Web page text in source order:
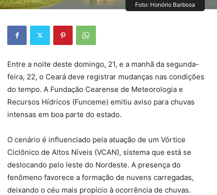
Foto: Honório Barbosa
Entre a noite deste domingo, 21, e a manhã da segunda-
feira, 22, o Ceará deve registrar mudanças nas condições
do tempo. A Fundação Cearense de Meteorologia e
Recursos Hídricos (Funceme) emitiu aviso para chuvas
intensas em boa parte do estado.
O cenário é influenciado pela atuação de um Vórtice
Ciclônico de Altos Níveis (VCAN), sistema que está se
deslocando pelo leste do Nordeste. A presença do
fenômeno favorece a formação de nuvens carregadas,
deixando o céu mais propício à ocorrência de chuvas.